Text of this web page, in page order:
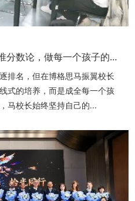
博格思马振翼校长专访｜不唯分数论，做每一个孩子的梦想制造机（上
排名，但在博格思马振翼校长
式的培养，而是成全每一个孩
马校长始终坚持自己的...